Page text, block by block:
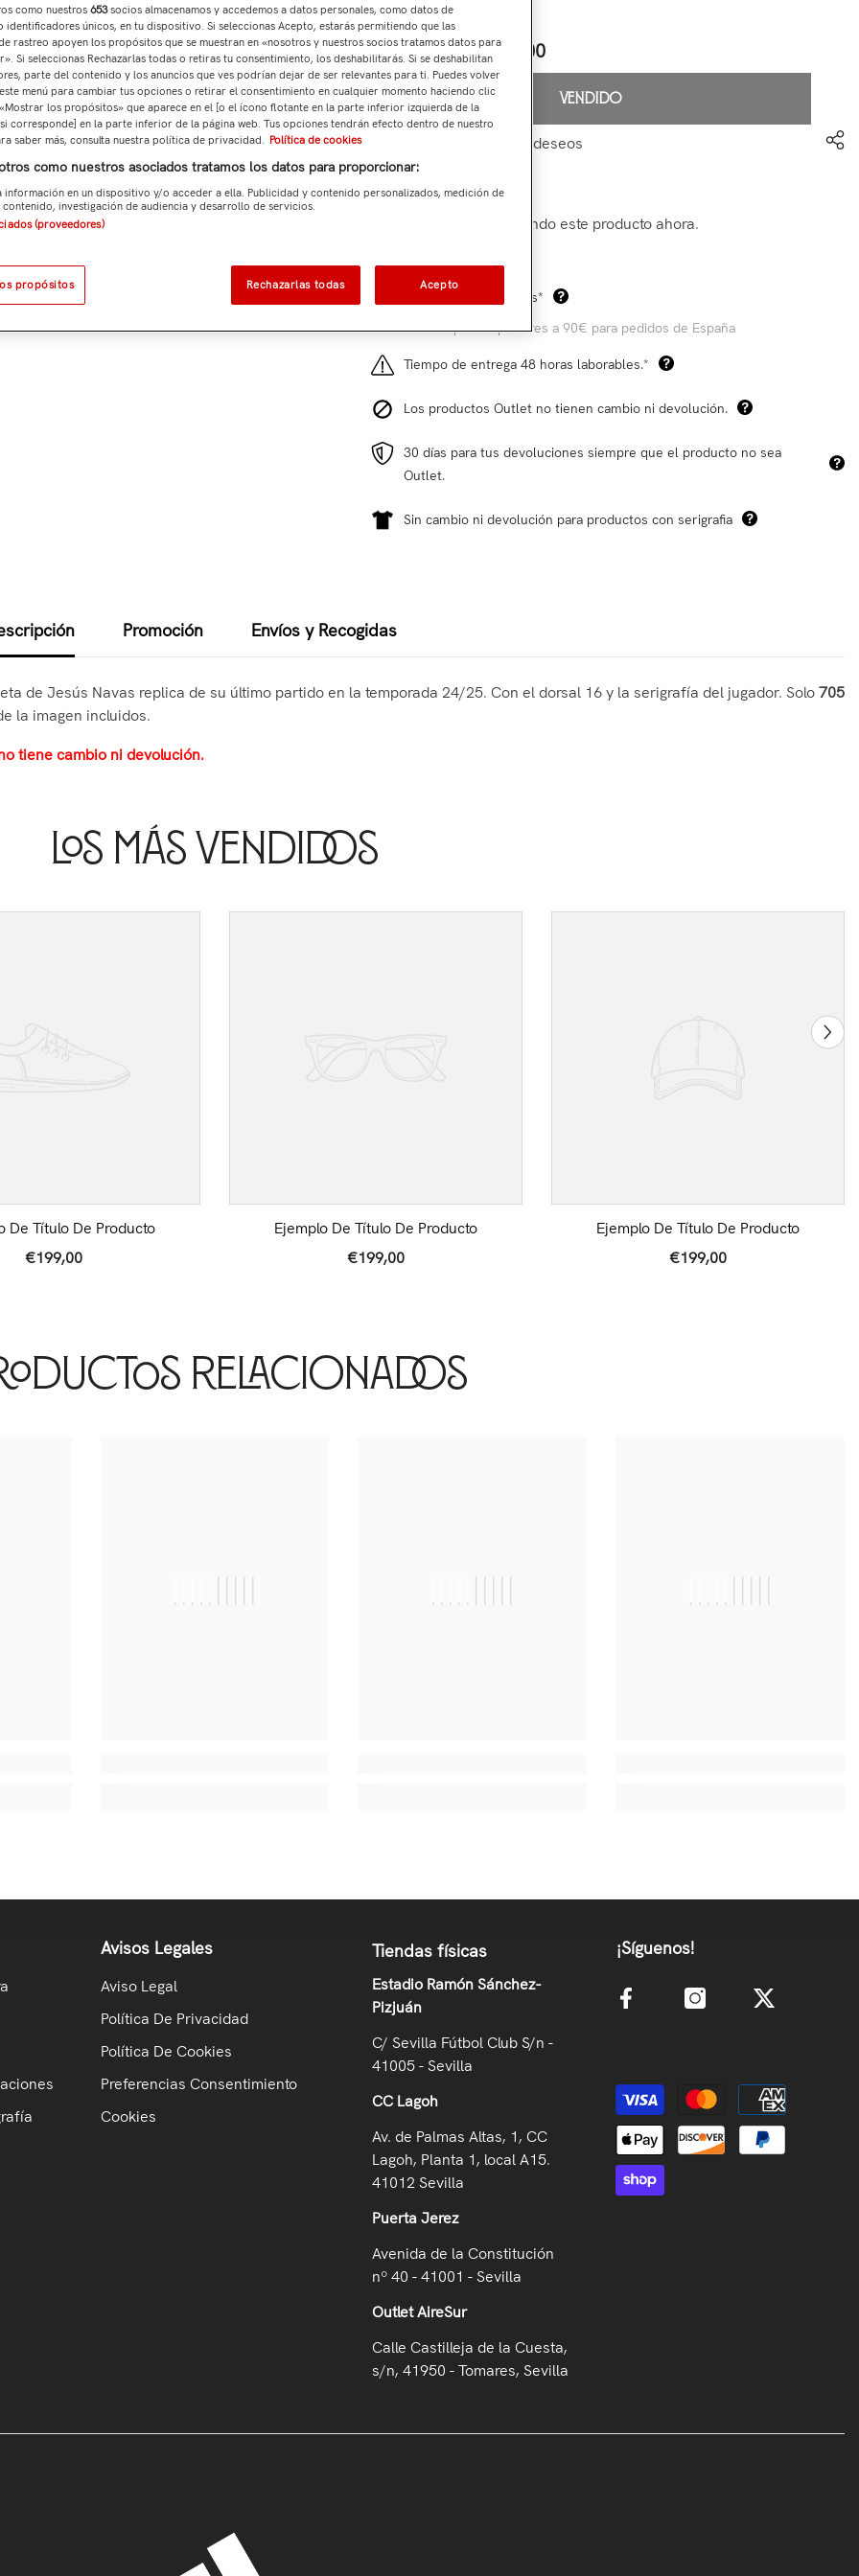
Total parcial:€199,00
VENDIDO
Añadir a mi lista de deseos
Ref:TM6419-LFP-S
8 clientes están viendo este producto ahora.
Gastos de envío gratis*
Por compras superiores a 90€ para pedidos de España
Tiempo de entrega 48 horas laborables.*
Los productos Outlet no tienen cambio ni devolución.
30 días para tus devoluciones siempre que el producto no sea
Outlet.
Sin cambio ni devolución para productos con serigrafia
Promoción Envíos y Recogidas
de Jesús Navas replica de su último partido en la temporada 24/25. Con el dorsal 16 y la serigrafía del jugador. Solo705
la imagen incluidos.
tiene cambio ni devolución.
Los Más Vendidos
De Título De Producto
€199,00
Ejemplo De Título De Producto
€199,00
Ejemplo De Título De Producto
€199,00
Relacionados
|||||||||| |||||||||| ||||||||||
Avisos Legales
Aviso Legal
Política De Privacidad
Política De Cookies
Preferencias Consentimiento
Cookies
Tiendas físicas
Estadio Ramón Sánchez-
Pizjuán
C/ Sevilla Fútbol Club S/n -
41005 - Sevilla
CC Lagoh
Av. de Palmas Altas, 1, CC
Lagoh, Planta 1, local A15.
41012 Sevilla
Puerta Jerez
Avenida de la Constitución
nº 40 - 41001 - Sevilla
Outlet AireSur
Calle Castilleja de la Cuesta,
s/n, 41950 - Tomares, Sevilla
¡Síguenos!
como nuestros 653socios almacenamos y accedemos a datos personales, como datos de
identificadores únicos, en tu dispositivo. Si seleccionas Acepto, estarás permitiendo que las
rastreo apoyen los propósitos que se muestran en «nosotros y nuestros socios tratamos datos para
Si seleccionas Rechazarlas todas o retiras tu consentimiento, los deshabilitarás. Si se deshabilitan
parte del contenido y los anuncios que ves podrían dejar de ser relevantes para ti. Puedes volver
menú para cambiar tus opciones o retirar el consentimiento en cualquier momento haciendo clic
los propósitos» que aparece en el [o el ícono flotante en la parte inferior izquierda de la
corresponde] en la parte inferior de la página web. Tus opciones tendrán efecto dentro de nuestro
saber más, consulta nuestra política de privacidad. Política de cookies
como nuestros asociados tratamos los datos para proporcionar:
información en un dispositivo y/o acceder a ella. Publicidad y contenido personalizados, medición de
investigación de audiencia y desarrollo de servicios.
(proveedores)
propósitos Rechazarlas todas Acepto